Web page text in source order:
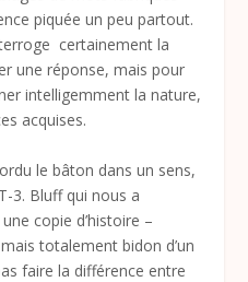
piquée un peu partout.
certainement la
une réponse, mais pour
intelligemment la nature,
acquises.
le bâton dans un sens,
3. Bluff qui nous a
copie d’histoire –
totalement bidon d’un
faire la différence entre